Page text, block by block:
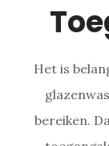
Het is
bereiken.